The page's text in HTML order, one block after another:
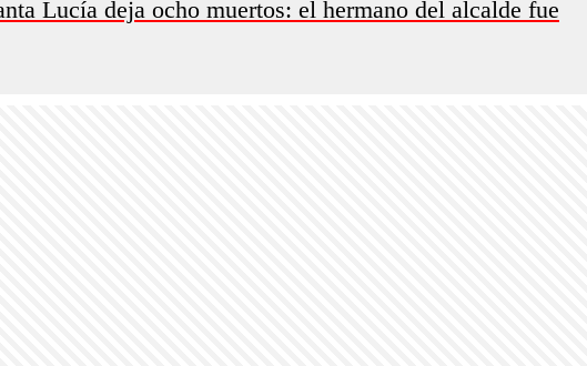
Lucía deja ocho muertos: el hermano del alcalde fue